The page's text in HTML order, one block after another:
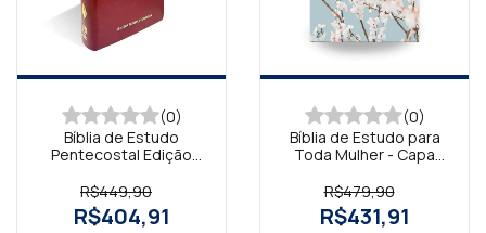
(0)
Bíblia de Estudo
Pentecostal Edição
R$449,90
R$404,91
(0)
Bíblia de Estudo para
Toda Mulher - Capa
R$479,90
R$431,91